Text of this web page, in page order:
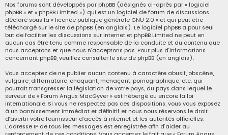
Nos forums sont développés par phpBB (désignés ci-après par « logiciel
phpBB » et « phpBB Limited ») qui est un logiciel de forum de discussions
déclaré sous la « licence publique générale GNU 2.0 » et qui peut être
téléchargé sur le site de phpBB (en anglais). Le logiciel phpBB a pour seul
but de faciliter les discussions sur internet et phpBB Limited ne peut en
aucun cas être tenu comme responsable de la conduite et du contenu que
nous acceptons et que nous n’acceptons pas. Pour plus d’informations
concernant phpBB, veuillez consulter le site de phpBB (en anglais).
Vous acceptez de ne publier aucun contenu à caractère abusif, obscène,
vulgaire, diffamatoire, choquant, menaçant, pornographique, etc. qui
pourrait transgresser la législation de votre pays, du pays dans lequel le
serveur de « Forum Angus MacGyver » est hébergé ou encore la loi
internationale. Si vous ne respectez pas ces dispositions, vous vous exposez
à un bannissement immédiat et définitif et nous nous réservons le droit
d’avertir votre fournisseur d’accès à internet et les autorités officielles.
L’adresse IP de tous les messages est enregistrée afin d’aider au